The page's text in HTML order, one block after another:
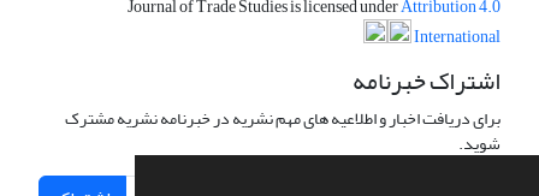
International
اشتراک خبرنامه
برای دریافت اخبار و اطلاعیه های مهم نشریه در خبرنامه نشریه مشترک
شوید.